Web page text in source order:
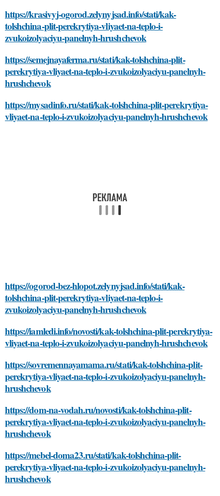
https://krasivyj-ogorod.zelynyjsad.info/stati/kak-
tolshchina-plit-perekrytiya-vliyaet-na-teplo-i-
zvukoizolyaciyu-panelnyh-hrushchevok
https://semejnayaferma.ru/stati/kak-tolshchina-plit-
perekrytiya-vliyaet-na-teplo-i-zvukoizolyaciyu-panelnyh-
hrushchevok
https://mysadinfo.ru/stati/kak-tolshchina-plit-perekrytiya-
vliyaet-na-teplo-i-zvukoizolyaciyu-panelnyh-hrushchevok
https://ogorod-bez-hlopot.zelynyjsad.info/stati/kak-
tolshchina-plit-perekrytiya-vliyaet-na-teplo-i-
zvukoizolyaciyu-panelnyh-hrushchevok
https://iamledi.info/novosti/kak-tolshchina-plit-perekrytiya-
vliyaet-na-teplo-i-zvukoizolyaciyu-panelnyh-hrushchevok
https://sovremennayamama.ru/stati/kak-tolshchina-plit-
perekrytiya-vliyaet-na-teplo-i-zvukoizolyaciyu-panelnyh-
hrushchevok
https://dom-na-vodah.ru/novosti/kak-tolshchina-plit-
perekrytiya-vliyaet-na-teplo-i-zvukoizolyaciyu-panelnyh-
hrushchevok
https://mebel-doma23.ru/stati/kak-tolshchina-plit-
perekrytiya-vliyaet-na-teplo-i-zvukoizolyaciyu-panelnyh-
hrushchevok